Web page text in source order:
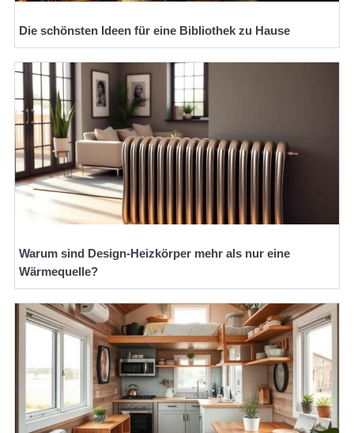
Die schönsten Ideen für eine Bibliothek zu Hause
Warum sind Design-Heizkörper mehr als nur eine
Wärmequelle?